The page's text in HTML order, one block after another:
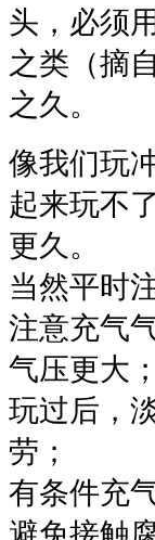
头，必须
之类（摘
之久。
像我们玩
起来玩不
更久。
当然平时
注意充气
气压更大
玩过后，
劳；
有条件充